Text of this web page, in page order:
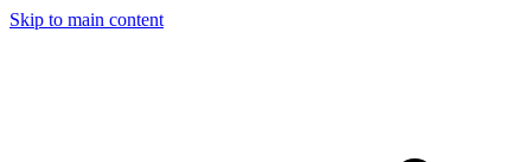
Skip to main content